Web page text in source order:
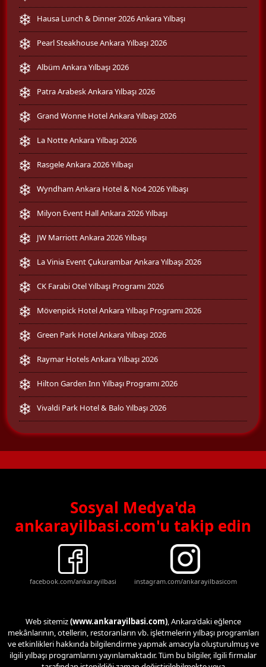
Hausa Lunch & Dinner 2026 Ankara Yılbaşı
Pearl Steakhouse Ankara Yılbaşı 2026
Albüm Ankara Yılbaşı 2026
Patra Arabesk Ankara Yılbaşı 2026
Grand Wonne Hotel Ankara Yılbaşı 2026
La Notte Ankara Yılbaşı 2026
Rasgele Ankara 2026 Yılbaşı
Wyndham Ankara Hotel & No4 2026 Yılbaşı
Milyon Event Hall Ankara 2026 Yılbaşı
JW Marriott Ankara 2026 Yılbaşı
La Vinia Event Çukurambar Ankara Yılbaşı 2026
CK Farabi Otel Yılbaşı Programı 2026
Mövenpick Hotel Ankara Yılbaşı Programı 2026
Green Park Hotel Ankara Yılbaşı 2026
Raymar Hotels Ankara Yılbaşı 2026
Hilton Garden Inn Yılbaşı Programı 2026
Vivaldi Park Hotel & Balo Yılbaşı 2026
Sosyal Medya'da
ankarayilbasi.com'u takip edin
facebook.com/ankarayilbasi instagram.com/ankarayilbasicom
Web sitemiz(www.ankarayilbasi.com), Ankara'daki eğlence
mekânlarının, otellerin, restoranların vb. işletmelerin yılbaşı programları
ve etkinlikleri hakkında bilgilendirme yapmak amacıyla oluşturulmuş ve
ilgili yılbaşı programlarını yayınlamaktadır. Tüm bu bilgiler, ilgili firmalar